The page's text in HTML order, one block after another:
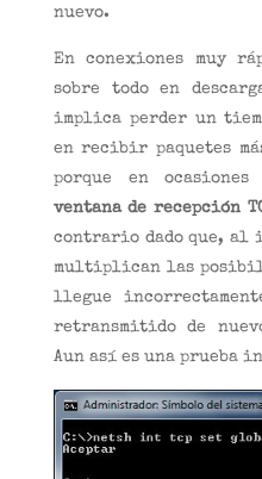
nuevo.
En conexiones muy
sobre todo en
implica perder un
en recibir paquetes
porque en
ventana de recepción
contrario dado que, al
multiplican las
llegue
retransmitido de
Aun así es una prueba